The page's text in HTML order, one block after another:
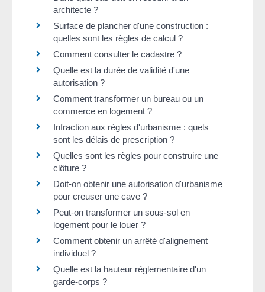
architecte ?
Surface de plancher d'une construction :
quelles sont les règles de calcul ?
Comment consulter le cadastre ?
Quelle est la durée de validité d'une
autorisation ?
Comment transformer un bureau ou un
commerce en logement ?
Infraction aux règles d'urbanisme : quels
sont les délais de prescription ?
Quelles sont les règles pour construire une
clôture ?
Doit-on obtenir une autorisation d'urbanisme
pour creuser une cave ?
Peut-on transformer un sous-sol en
logement pour le louer ?
Comment obtenir un arrêté d'alignement
individuel ?
Quelle est la hauteur réglementaire d'un
garde-corps ?